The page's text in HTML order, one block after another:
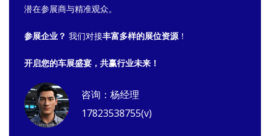
潜在参展商与精准观众。
参展企业？ 我们对接丰富多样的展位资源！
开启您的车展盛宴，共赢行业未来！
咨询：杨经理
17823538755(v)